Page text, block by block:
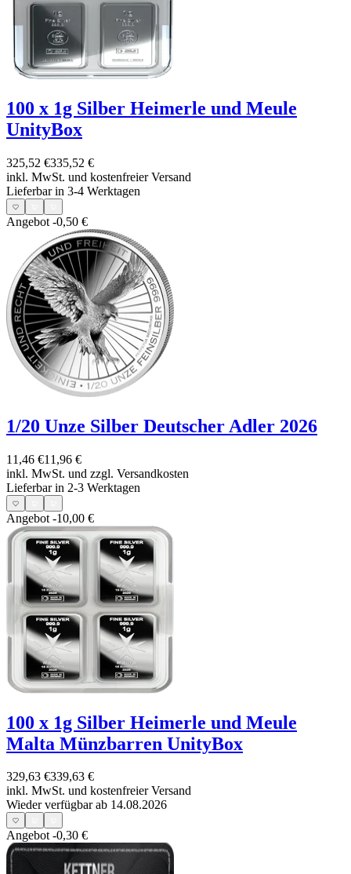
100 x 1g Silber Heimerle und Meule
UnityBox
325,52 €335,52 €
inkl. MwSt. und kostenfreier Versand
Lieferbar in 3-4 Werktagen
Angebot -0,50 €
1/20 Unze Silber Deutscher Adler 2026
11,46 €11,96 €
inkl. MwSt. und zzgl. Versandkosten
Lieferbar in 2-3 Werktagen
Angebot -10,00 €
100 x 1g Silber Heimerle und Meule
Malta Münzbarren UnityBox
329,63 €339,63 €
inkl. MwSt. und kostenfreier Versand
Wieder verfügbar ab 14.08.2026
Angebot-0,30 €